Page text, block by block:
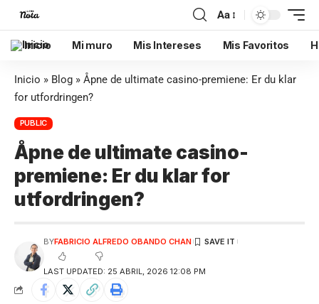
Aa
Inicio Mi muro Mis Intereses Mis Favoritos
Inicio » Blog » Åpne de ultimate casino-premiene: Er du klar
for utfordringen?
PUBLIC
Åpne de ultimate casino-
premiene: Er du klar for
utfordringen?
LAST UPDATED: 25 ABRIL, 2026 12:08 PM
BYFABRICIO ALFREDO OBANDO CHAN